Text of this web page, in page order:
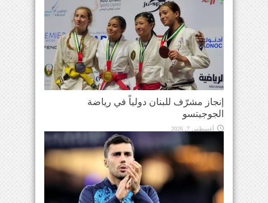
إنجاز مشرّف للبنان دولياً في رياضة
الجوجيتسو
أغسطس 7, 2026